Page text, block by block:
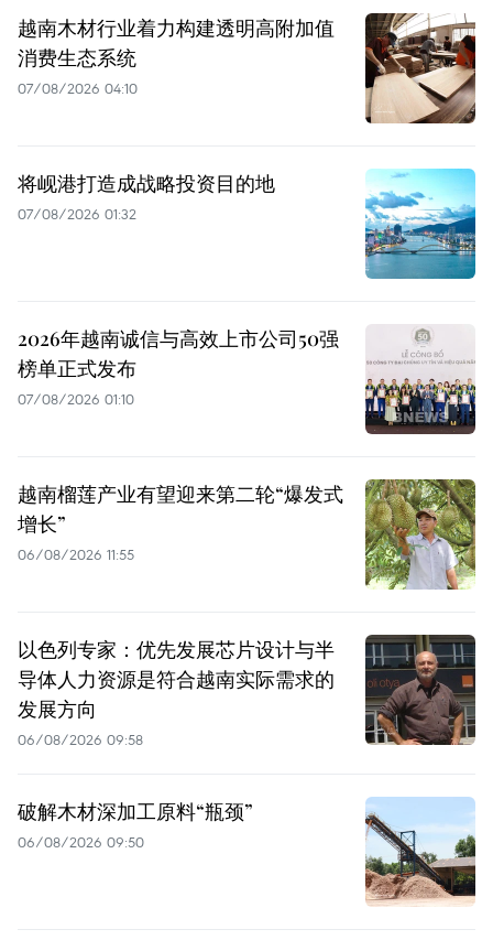
越南木材行业着力构建透明高附加值
消费生态系统
07/08/2026 04:10
将岘港打造成战略投资目的地
07/08/2026 01:32
2026年越南诚信与高效上市公司50强
榜单正式发布
07/08/2026 01:10
越南榴莲产业有望迎来第二轮“爆发式
增长”
06/08/2026 11:55
以色列专家：优先发展芯片设计与半
导体人力资源是符合越南实际需求的
发展方向
06/08/2026 09:58
破解木材深加工原料“瓶颈”
06/08/2026 09:50